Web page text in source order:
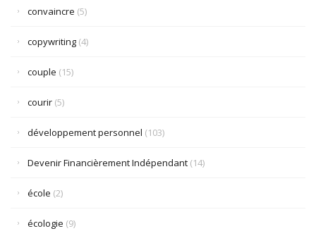
convaincre (5)
copywriting (4)
couple (15)
courir (5)
développement personnel (103)
Devenir Financièrement Indépendant (14)
école (2)
écologie (9)